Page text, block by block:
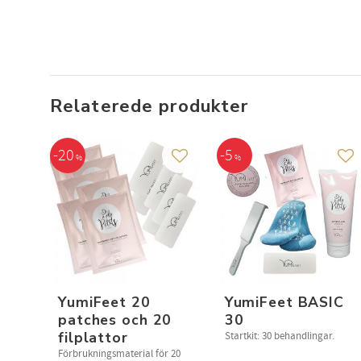
Relaterede produkter
YumiFeet 20
patches och 20
filplattor
Förbrukningsmaterial för 20
20 % Gem som favorit
YumiFeet BASIC
30
Startkit: 30 behandlingar.
5 %